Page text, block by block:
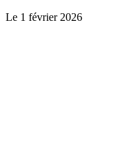
Le 1 février 2026